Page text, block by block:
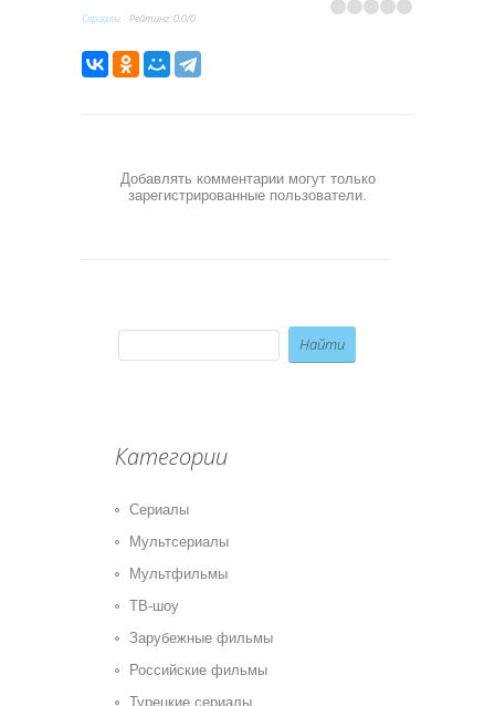
Сериалы Рейтинг:0.0/0
Добавлять комментарии могут только
зарегистрированные пользователи.
Категории
Сериалы
Мультсериалы
Мультфильмы
ТВ-шоу
Зарубежные фильмы
Российские фильмы
Турецкие сериалы